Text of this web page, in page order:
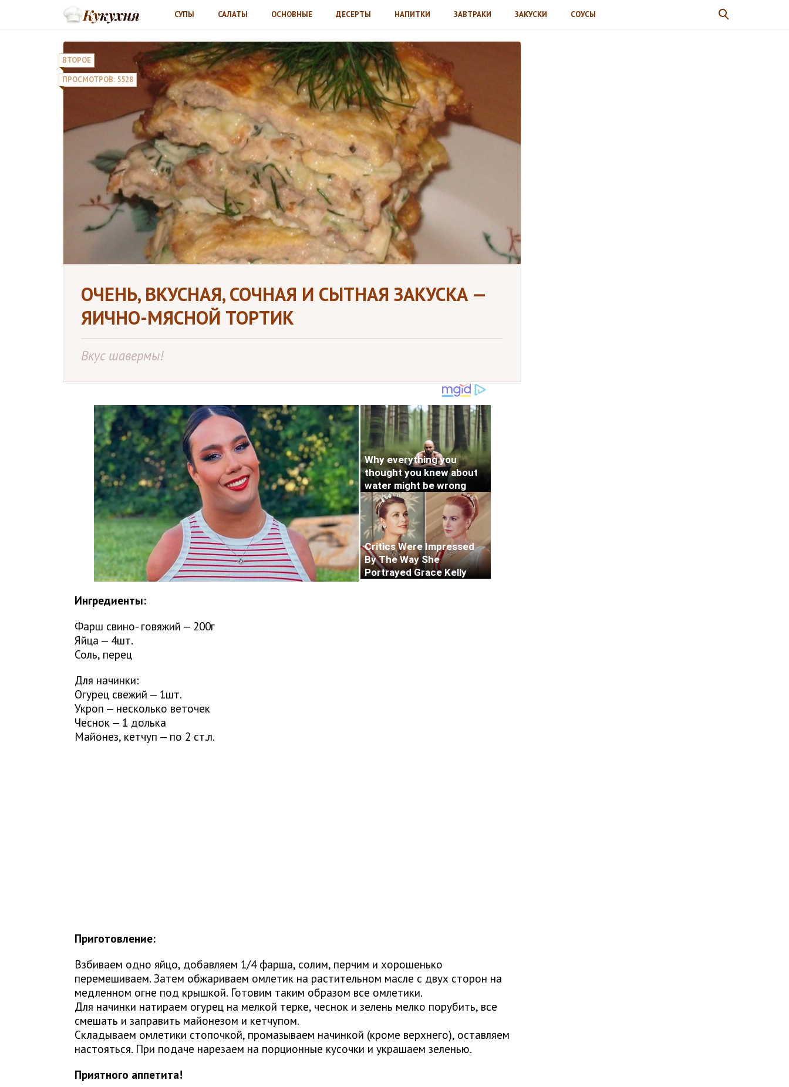
СУПЫ САЛАТЫ ОСНОВНЫЕ ДЕСЕРТЫ НАПИТКИ ЗАВТРАКИ ЗАКУСКИ СОУСЫ
ВТОРОЕ
ПРОСМОТРОВ: 5528
ОЧЕНЬ, ВКУСНАЯ, СОЧНАЯ И СЫТНАЯ ЗАКУСКА —
ЯИЧНО-МЯСНОЙ ТОРТИК
Вкус шавермы!
Ингредиенты:
Фарш свино- говяжий — 200г
Яйца — 4шт.
Соль, перец
Для начинки:
Огурец свежий — 1шт.
Укроп — несколько веточек
Чеснок — 1 долька
Майонез, кетчуп — по 2 ст.л.
Приготовление:
Взбиваем одно яйцо, добавляем 1/4 фарша, солим, перчим и хорошенько
перемешиваем. Затем обжариваем омлетик на растительном масле с двух сторон на
медленном огне под крышкой. Готовим таким образом все омлетики.
Для начинки натираем огурец на мелкой терке, чеснок и зелень мелко порубить, все
смешать и заправить майонезом и кетчупом.
Складываем омлетики стопочкой, промазываем начинкой (кроме верхнего), оставляем
настояться. При подаче нарезаем на порционные кусочки и украшаем зеленью.
Приятного аппетита!